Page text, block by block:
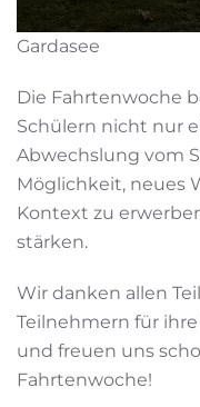
Gardasee
Die Fahrtenwoche
Schülern nicht nur
Abwechslung vom
Möglichkeit, neues
Kontext zu
stärken.
Wir danken allen
Teilnehmern für
und freuen uns
Fahrtenwoche!